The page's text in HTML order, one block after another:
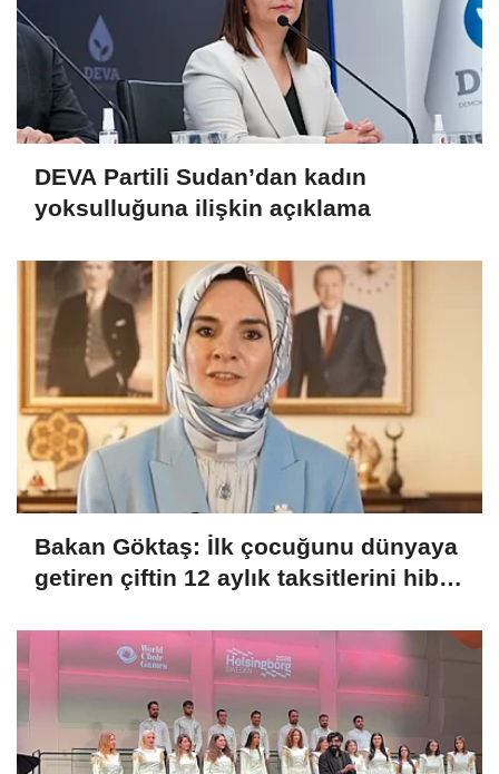
DEVA Partili Sudan’dan kadın
yoksulluğuna ilişkin açıklama
Bakan Göktaş: İlk çocuğunu dünyaya
getiren çiftin 12 aylık taksitlerini hibe